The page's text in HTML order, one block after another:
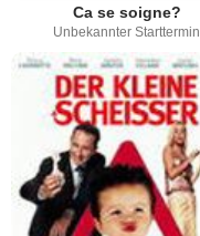
Ca se soigne?
Unbekannter Starttermin